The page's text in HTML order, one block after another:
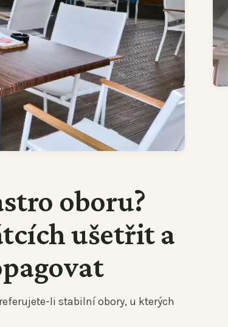
oboru?
ušetřit a
li stabilní obory, u kterých